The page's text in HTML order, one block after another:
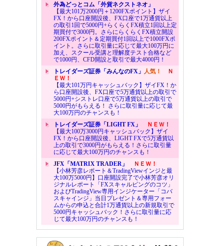
外為どっとコム「外貨ネクストネオ」
【最大101万2000円＋1200FXポイント】ザイ
FX！から口座開設後、FX口座で1万通貨以上
の取引1回で5000円+らくらくFX積立1回以上定
期買付で3000円。さらにらくらくFX積立開設
200FXポイント＆定期買付1回以上で1000FXポ
イント。さらに取引量に応じて最大100万円に
加え、スクール受講と理解度テスト合格など
で1000円、CFD開設と取引で最大4000円！
トレイダーズ証券「みんなのFX」 人気！
Ｎ
ＥＷ！
【最大101万円キャッシュバック】ザイFX！か
ら口座開設後、FX口座で5万通貨以上の取引で
5000円+シストレ口座で5万通貨以上の取引で
5000円がもらえる！ さらに取引量に応じて最
大100万円のチャンスも！
トレイダーズ証券「LIGHT FX」
ＮＥＷ！
【最大100万3000円キャッシュバック】ザイ
FX！から口座開設後、LIGHT FXで5万通貨以
上の取引で3000円がもらえる！さらに取引量
に応じて最大100万円のチャンスも！
JFX「MATRIX TRADER」
ＮＥＷ！
【小林芳彦レポート＆TradingViewインジと最
大100万5000円】口座開設完了で小林芳彦オリ
ジナルレポート「FXスキャルピングのコツ」
およびTradingView専用インジケーター「コバ
スキャインジ」当日プレゼント＆専用フォー
ムからの申込と合計1万通貨以上の新規取引で
5000円キャッシュバック！さらに取引量に応
じて最大100万円のチャンスも！